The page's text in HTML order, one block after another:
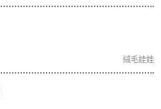
絨毛娃娃